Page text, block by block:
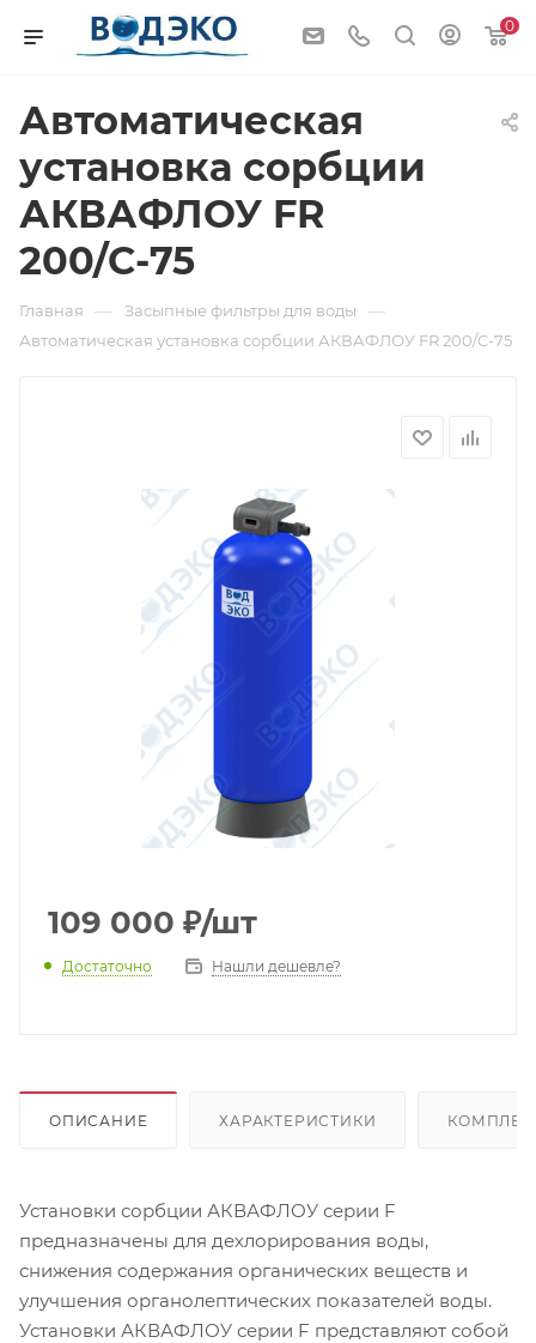
0
Автоматическая
установка сорбции
АКВАФЛОУ FR
200/C-75
Главная — Засыпные фильтры для воды —
Автоматическая установка сорбции АКВАФЛОУ FR 200/C-75
109 000 ₽/шт
Достаточно Нашли дешевле?
ОПИСАНИЕ ХАРАКТЕРИСТИКИ
Установки сорбции АКВАФЛОУ серии F
предназначены для дехлорирования воды,
снижения содержания органических веществ и
улучшения органолептических показателей воды.
Установки АКВАФЛОУ серии F представляют собой